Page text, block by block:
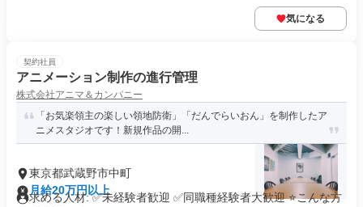
気になる
契約社員
アニメーション制作の進行管理
株式会社アニマ＆カンパニー
「お気楽領主の楽しい領地防衛」「だんでらいおん」を制作したア
ニメスタジオです！新規作品の開...
東京都武蔵野市中町
月給20万円以上
求める人材: ✅未経験者歓迎 ✅同職種経験者大歓迎 ⭐こんな方